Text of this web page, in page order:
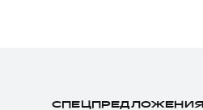
СПЕЦПРЕДЛОЖЕНИЯ